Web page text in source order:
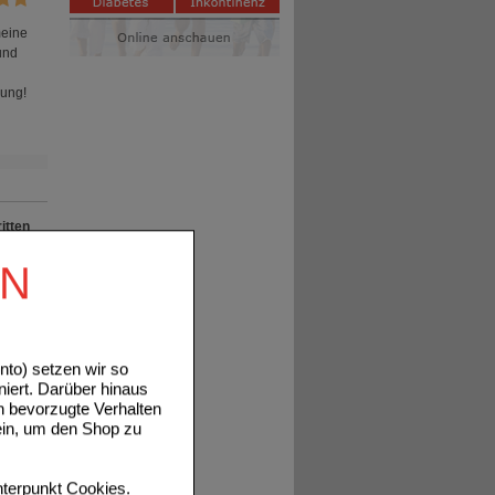
setzen wir so
Darüber hinaus
bevorzugte Verhalten
um den Shop zu
Cookies.